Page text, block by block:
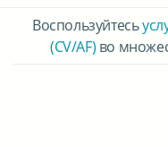
Воспользуйтесь
(CV/AF) во